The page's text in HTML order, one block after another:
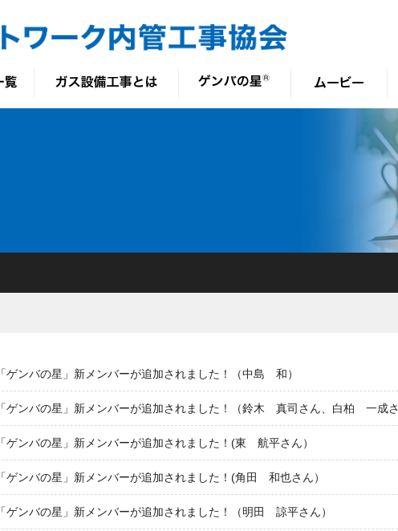
「ゲンバの星」新メンバーが追加されました！（中島 和）
「ゲンバの星」新メンバーが追加されました！（鈴木 真司さん、白柏 一成
「ゲンバの星」新メンバーが追加されました！(東 航平さん）
「ゲンバの星」新メンバーが追加されました！(角田 和也さん）
「ゲンバの星」新メンバーが追加されました！（明田 諒平さん）